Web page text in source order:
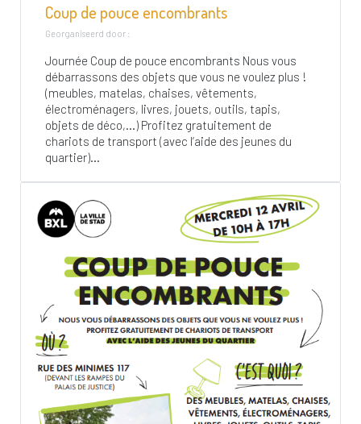
Coup de pouce encombrants
Georganiseerd door :
Journée Coup de pouce encombrants Nous vous
débarrassons des objets que vous ne voulez plus !
(meubles, matelas, chaises, vêtements,
électroménagers, livres, jouets, outils, tapis,
objets de déco,…) Profitez gratuitement de
chariots de transport (avec l’aide des jeunes du
quartier)...